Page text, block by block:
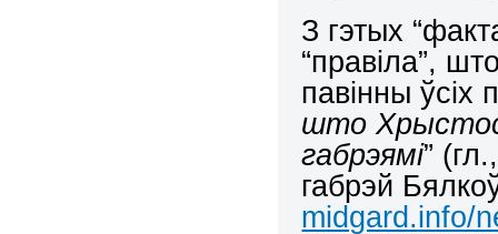
З гэтых
“правіла”,
павінны ўсіх
што Хрыстос
габрэямі”
габрэй
midgard.info/